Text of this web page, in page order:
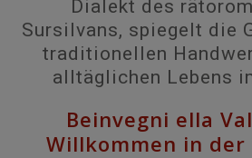
Dialekt des
Sursilvans, spiegelt die
traditionellen
alltäglichen Lebens
Beinvegni ella
Willkommen in der